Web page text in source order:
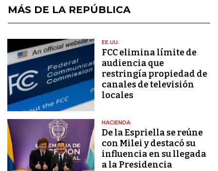
MÁS DE LA REPÚBLICA
EE.UU.
FCC elimina límite de
audiencia que
restringía propiedad de
canales de televisión
locales
HACIENDA
De la Espriella se reúne
con Milei y destacó su
influencia en su llegada
a la Presidencia